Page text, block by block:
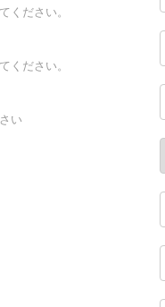
ください。
ください。
い